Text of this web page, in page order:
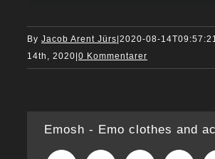
By Jacob Arent Jürs 2020-08-
14th, 2020 0 Kommentarer
Emosh - Emo clothes and